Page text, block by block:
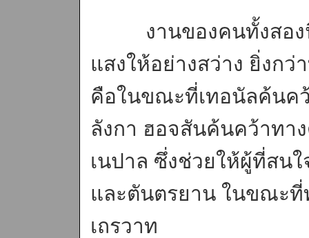
งานของคนทั้งสองนี้
แสงให้อย่างสว่าง ยิ่งกว่
คือในขณะที่เทอนัลค้นค
ลังกา ฮอจสันค้นคว้าทา
เนปาล ซึ่งช่วยให้ผู้ที่สน
และตันตรยาน ในขณะที่
เถรวาท